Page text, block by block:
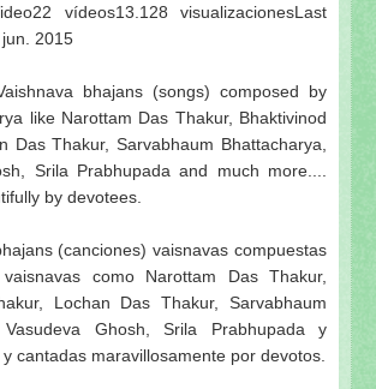
vídeos13.128 visualizacionesLast
2015
bhajans (songs) composed by
like Narottam Das Thakur, Bhaktivinod
Das Thakur, Sarvabhaum Bhattacharya,
Srila Prabhupada and much more....
by devotees.
(canciones) vaisnavas compuestas
como Narottam Das Thakur,
Lochan Das Thakur, Sarvabhaum
Vasudeva Ghosh, Srila Prabhupada y
cantadas maravillosamente por devotos.